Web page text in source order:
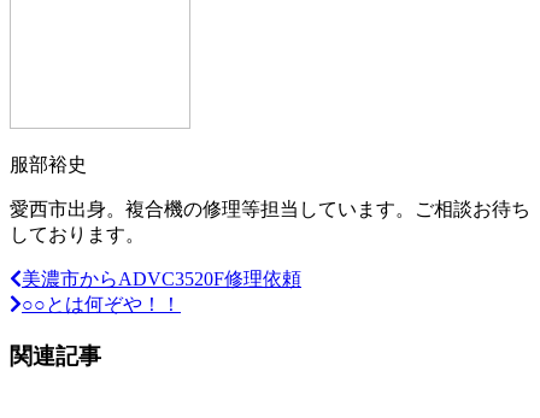
服部裕史
愛西市出身。複合機の修理等担当しています。ご相談お待ち
しております。
美濃市からADVC3520F修理依頼
○○とは何ぞや！！
関連記事